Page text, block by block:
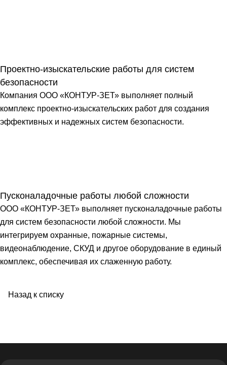
Проектно-изыскательские работы для систем
безопасности
Компания ООО «КОНТУР-ЗЕТ» выполняет полный
комплекс проектно-изыскательских работ для создания
эффективных и надежных систем безопасности.
Пусконаладочные работы любой сложности
ООО «КОНТУР-ЗЕТ» выполняет пусконаладочные работы
для систем безопасности любой сложности. Мы
интегрируем охранные, пожарные системы,
видеонаблюдение, СКУД и другое оборудование в единый
комплекс, обеспечивая их слаженную работу.
Назад к списку